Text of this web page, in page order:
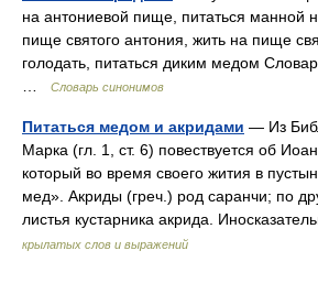
на антониевой пище, питаться манной
пище святого антония, жить на пище
голодать, питаться диким медом
Словарь синонимов
Питаться медом и акридами — Из
Марка (гл. 1, ст. 6) повествуется об
который во время своего жития в
мед». Акриды (греч.) род саранчи; по
листья кустарника акрида.
крылатых слов и выражений